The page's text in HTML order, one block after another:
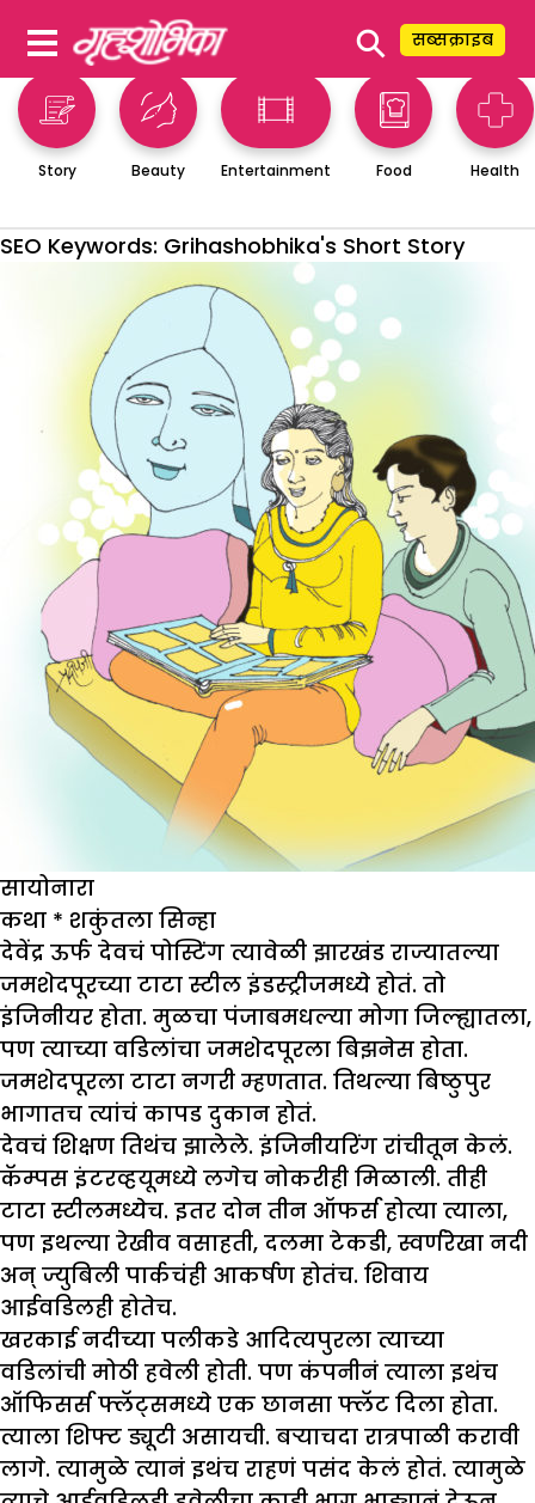
⚲ सब्सक्राइब
Story Beauty Entertainment Food Health
SEO Keywords: Grihashobhika's Short Story
सायोनारा
कथा * शकुंतला सिन्हा
देवेंद्र ऊर्फ देवचं पोस्टिंग त्यावेळी झारखंड राज्यातल्या
जमशेदपूरच्या टाटा स्टील इंडस्ट्रीजमध्ये होतं. तो
इंजिनीयर होता. मुळचा पंजाबमधल्या मोगा जिल्ह्यातला,
पण त्याच्या वडिलांचा जमशेदपूरला बिझनेस होता.
जमशेदपूरला टाटा नगरी म्हणतात. तिथल्या बिष्ठुपुर
भागातच त्यांचं कापड दुकान होतं.
देवचं शिक्षण तिथंच झालेले. इंजिनीयरिंग रांचीतून केलं.
कॅम्पस इंटरव्हयूमध्ये लगेच नोकरीही मिळाली. तीही
टाटा स्टीलमध्येच. इतर दोन तीन ऑफर्स होत्या त्याला,
पण इथल्या रेखीव वसाहती, दलमा टेकडी, स्वर्णरेखा नदी
अन् ज्युबिली पार्कचंही आकर्षण होतंच. शिवाय
आईवडिलही होतेच.
खरकाई नदीच्या पलीकडे आदित्यपुरला त्याच्या
वडिलांची मोठी हवेली होती. पण कंपनीनं त्याला इथंच
ऑफिसर्स फ्लॅट्समध्ये एक छानसा फ्लॅट दिला होता.
त्याला शिफ्ट ड्यूटी असायची. बऱ्याचदा रात्रपाळी करावी
लागे. त्यामुळे त्यानं इथंच राहणं पसंद केलं होतं. त्यामुळे